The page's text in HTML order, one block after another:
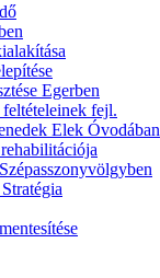
Egerben
feltételeinek fejl.
Elek Óvodában